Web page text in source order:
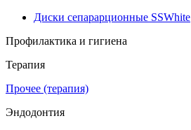
Диски сепарарционные SSWhite
Профилактика и гигиена
Терапия
Прочее (терапия)
Эндодонтия